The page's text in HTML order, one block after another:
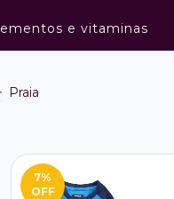
e vitaminas
Praia
7%
OFF